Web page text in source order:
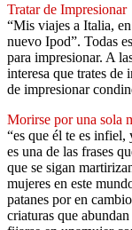
Tratar de Impresionar
“Mis viajes a Italia,
nuevo Ipod”. Todas
para impresionar. A
interesa que trates de
de impresionar
Morirse por una sola
“es que él te es
es una de las frases
que se sigan
mujeres en este
patanes por en
criaturas que